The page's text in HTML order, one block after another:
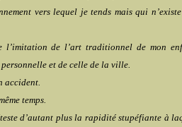
vers lequel je tends mais qui
l’imitation de l’art traditionnel de mon
et de celle de la ville.
accident.
temps.
d’autant plus la rapidité stupéfiante à